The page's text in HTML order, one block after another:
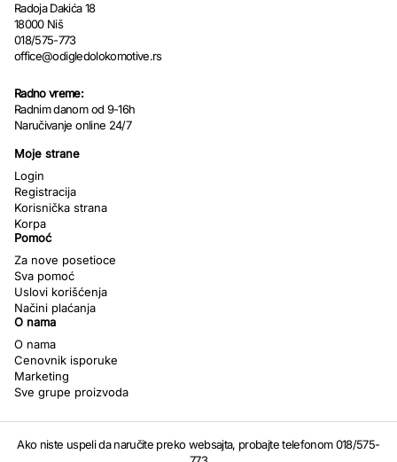
Radoja Dakića 18
18000 Niš
018/575-773
office@odigledolokomotive.rs
Radno vreme:
Radnim danom od 9-16h
Naručivanje online 24/7
Moje strane
Login
Registracija
Korisnička strana
Korpa
Pomoć
Za nove posetioce
Sva pomoć
Uslovi korišćenja
Načini plaćanja
O nama
O nama
Cenovnik isporuke
Marketing
Sve grupe proizvoda
Ako niste uspeli da naručite preko websajta, probajte telefonom 018/575-